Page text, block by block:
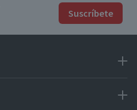
Suscríbete